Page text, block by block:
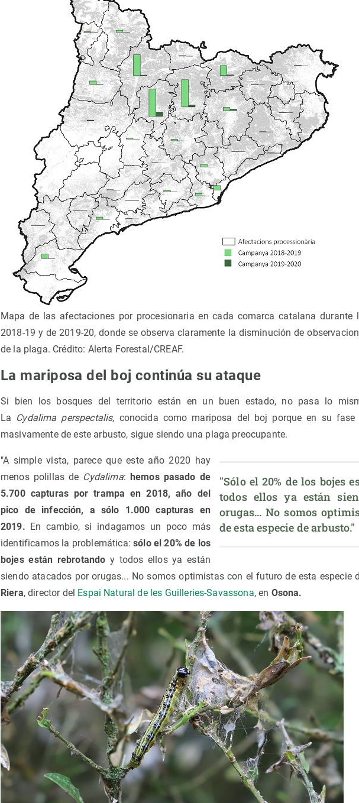
Mapa de las afectaciones por procesionaria en cada comarca catalana durante
2018-19 y de 2019-20, donde se observa claramente la disminución de
de la plaga. Crédito: Alerta Forestal/CREAF.
La mariposa del boj continúa su ataque
Si bien los bosques del territorio están en un buen estado, no pasa lo
La Cydalima perspectalis, conocida como mariposa del boj porque en su
masivamente de este arbusto, sigue siendo una plaga preocupante.
"Sólo el 20% de los bojes
todos ellos ya están
orugas... No somos
de esta especie de arbusto."
"A simple vista, parece que este año 2020 hay
menos polillas de Cydalima: hemos pasado de
5.700 capturas por trampa en 2018, año del
pico de infección, a sólo 1.000 capturas en
2019. En cambio, si indagamos un poco más
identificamos la problemática:sólo el 20% de los
bojes están rebrotando y todos ellos ya están
siendo atacados por orugas... No somos optimistas con el futuro de esta especie
Riera, director del Espai Natural de les Guilleries-Savassona, en Osona.